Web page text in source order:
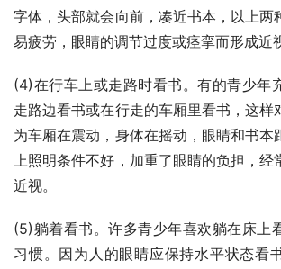
字体，头部就会向前，凑近书本，以上两
易疲劳，眼睛的调节过度或痉挛而形成近
(4)在行车上或走路时看书。有的青少年
走路边看书或在行走的车厢里看书，这样
为车厢在震动，身体在摇动，眼睛和书本
上照明条件不好，加重了眼睛的负担，经
近视。
(5)躺着看书。许多青少年喜欢躺在床上
习惯。因为人的眼睛应保持水平状态看